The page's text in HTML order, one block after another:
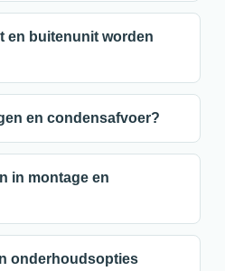
en buitenunit worden
en condensafvoer?
in montage en
onderhoudsopties